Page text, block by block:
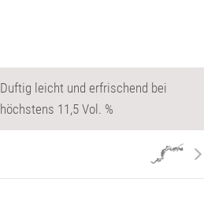
Duftig leicht und erfrischend bei
höchstens 11,5 Vol. %